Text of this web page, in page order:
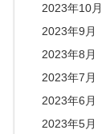
2023年10月
2023年9月
2023年8月
2023年7月
2023年6月
2023年5月